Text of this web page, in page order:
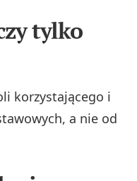
tylko
korzystającego i
a nie od